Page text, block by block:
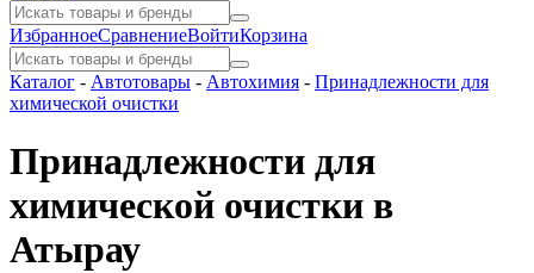
ИзбранноеСравнениеВойтиКорзина
Каталог - Автотовары - Автохимия - Принадлежности для
химической очистки
Принадлежности для
химической очистки в
Атырау